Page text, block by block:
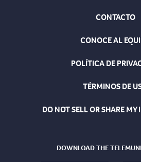
CONTACTO
CONOCE AL
POLÍTICA DE
TÉRMINOS DE
DO NOT SELL OR SHARE
DOWNLOAD THE